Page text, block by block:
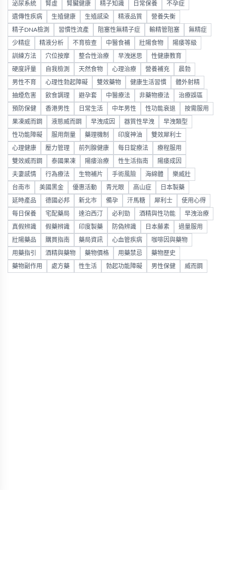
泌尿系統 腎虛 腎臟健康 精子知識 日常保養 不孕症
遺傳性疾病 生殖健康 生殖感染 精液品質 營養失衡
精子DNA檢測 習慣性流產 阻塞性無精子症 輸精管阻塞 無精症
少精症 精液分析 不育檢查 中醫食補 壯陽食物 陽痿等級
訓練方法 穴位按摩 整合性治療 早洩迷思 性健康教育
硬度評量 自我檢測 天然食物 心理治療 營養補充 晨勃
男性不育 心理性勃起障礙 雙效藥物 健康生活習慣 體外射精
抽煙危害 飲食調理 避孕套 中醫療法 非藥物療法 治療誤區
預防保健 香港男性 日常生活 中年男性 性功能衰退 按需服用
果凍威而鋼 液態威而鋼 早洩成因 器質性早洩 早洩類型
性功能障礙 服用劑量 藥理機制 印度神油 雙效犀利士
心理健康 壓力管理 前列腺健康 每日錠療法 療程服用
雙效威而鋼 泰國果凍 陽痿治療 性生活指南 陽痿成因
夫妻感情 行為療法 生物補片 手術風險 海綿體 樂威壯
台南市 美國黑金 優惠活動 青光眼 高山症 日本製藥
延時產品 德國必邦 新北市 備孕 汗馬糖 犀利士 使用心得
每日保養 宅配藥局 達泊西汀 必利勁 酒精與性功能 早洩治療
真假辨識 假藥辨識 印度製藥 防偽辨識 日本藤素 過量服用
壯陽藥品 購買指南 藥局資訊 心血管疾病 咖啡因與藥物
用藥指引 酒精與藥物 藥物價格 用藥禁忌 藥物歷史
藥物副作用 處方藥 性生活 勃起功能障礙 男性保健 威而鋼